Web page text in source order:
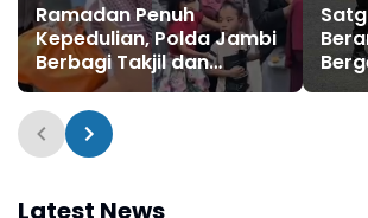
Ramadan Penuh
Kepedulian, Polda Jambi
Berbagi Takjil dan
Sembako Kepada
Masyarakat